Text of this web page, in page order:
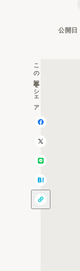
公開日
この記事をシェア